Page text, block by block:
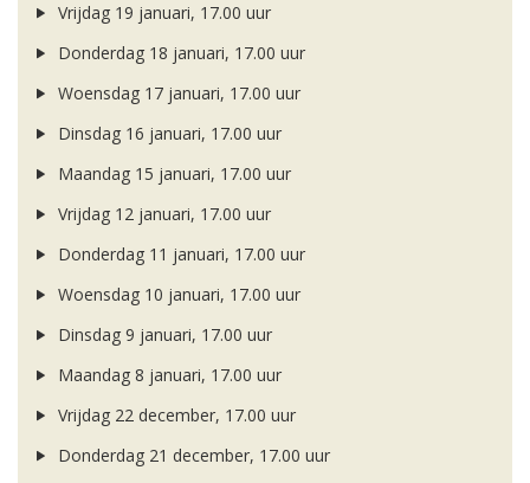
Vrijdag 19 januari, 17.00 uur
Donderdag 18 januari, 17.00 uur
Woensdag 17 januari, 17.00 uur
Dinsdag 16 januari, 17.00 uur
Maandag 15 januari, 17.00 uur
Vrijdag 12 januari, 17.00 uur
Donderdag 11 januari, 17.00 uur
Woensdag 10 januari, 17.00 uur
Dinsdag 9 januari, 17.00 uur
Maandag 8 januari, 17.00 uur
Vrijdag 22 december, 17.00 uur
Donderdag 21 december, 17.00 uur